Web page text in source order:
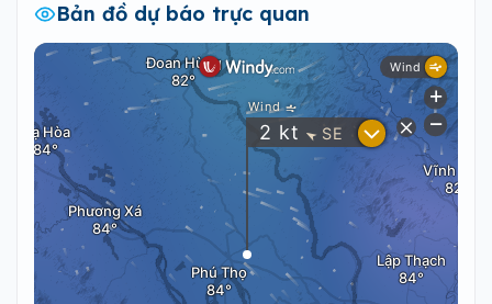
Bản đồ dự báo trực quan